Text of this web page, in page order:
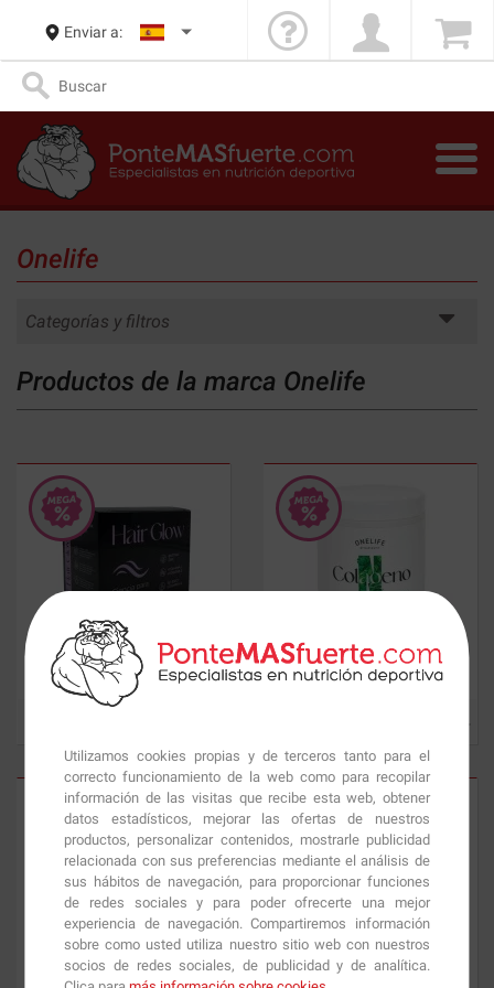
Utilizamos cookies propias y de terceros tanto para el
correcto funcionamiento de la web como para recopilar
información de las visitas que recibe esta web, obtener
datos estadísticos, mejorar las ofertas de nuestros
productos, personalizar contenidos, mostrarle publicidad
relacionada con sus preferencias mediante el análisis de
sus hábitos de navegación, para proporcionar funciones
de redes sociales y para poder ofrecerte una mejor
experiencia de navegación. Compartiremos información
sobre como usted utiliza nuestro sitio web con nuestros
socios de redes sociales, de publicidad y de analítica.
Enviar a:
Onelife
Categorías y filtros
Productos de la marca Onelife
Hair Glow28 viales x 25 ml Colageno(Naticol®) 210 gr
Colageno223 gr Colágeno 233 gr (30
monodosis)